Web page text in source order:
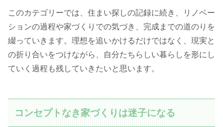
このカテゴリーでは、住まい探しの記録に続き、リノベー
ションの過程や家づくりでの気づき、完成までの道のりを
綴っていきます。理想を追いかけるだけではなく、現実と
の折り合いをつけながら、自分たちらしい暮らしを形にし
ていく過程も残していきたいと思います。
コンセプトなき家づくりは迷子になる